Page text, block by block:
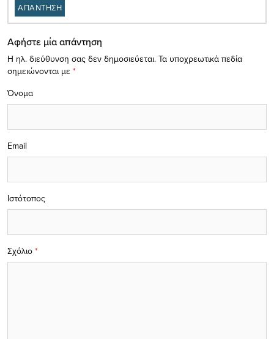
ΑΠΑΝΤΗΣΗ
Αφήστε μία απάντηση
Η ηλ. διεύθυνση σας δεν δημοσιεύεται. Τα υποχρεωτικά πεδία
σημειώνονται με *
Σχόλιο *
Όνομα
Email
Ιστότοπος